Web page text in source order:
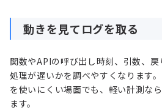
動きを見てログを取る
関数やAPIの呼び出し時刻、引数、
処理が遅いかを調べやすくなります
を使いにくい場面でも、軽い計測な
ます。